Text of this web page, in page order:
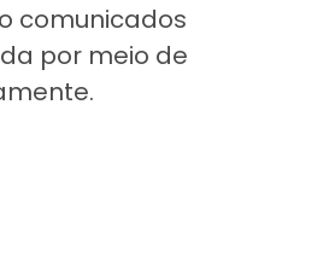
comunicados
por meio de